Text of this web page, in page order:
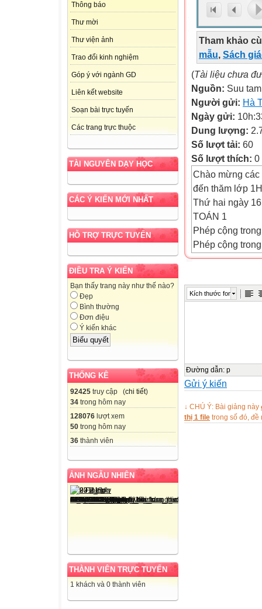
Thông báo
Thư mời
Thư viện ảnh
Trao đổi kinh nghiệm
Góp ý với ngành GD
Liên kết website
Soạn bài trực tuyến
Các trang trực thuộc
TÀI NGUYÊN DẠY HỌC
CÁC Ý KIẾN MỚI NHẤT
HỖ TRỢ TRỰC TUYẾN
ĐIỀU TRA Ý KIẾN
Bạn thấy trang này như thế nào?
Đẹp
Bình thường
Đơn điệu
Ý kiến khác
THỐNG KÊ
92425 truy cập (chi tiết)
34 trong hôm nay
128076 lượt xem
50 trong hôm nay
36 thành viên
ẢNH NGẪU NHIÊN
THÀNH VIÊN TRỰC TUYẾN
1 khách và 0 thành viên
Tham khảo
mẫu, Sách
(Tài liệu chưa
Nguồn: Suu tam
Người gửi: Hà
Ngày gửi:
Dung lượng:
Số lượt tải: 60
Số lượt thích: 0
Chào mừng các
đến thăm lớp 1H
Thứ hai ngày
TOÁN 1
Phép cộng
Phép cộng
5 + 1 = 6
Phép cộng
4 + 2 = 6
1
4
1
5
Kích thước font
Đường dẫn: p
Gửi ý kiến
↓ CHÚ Ý: Bài giảng này
thị 1 file trong số đó, đề